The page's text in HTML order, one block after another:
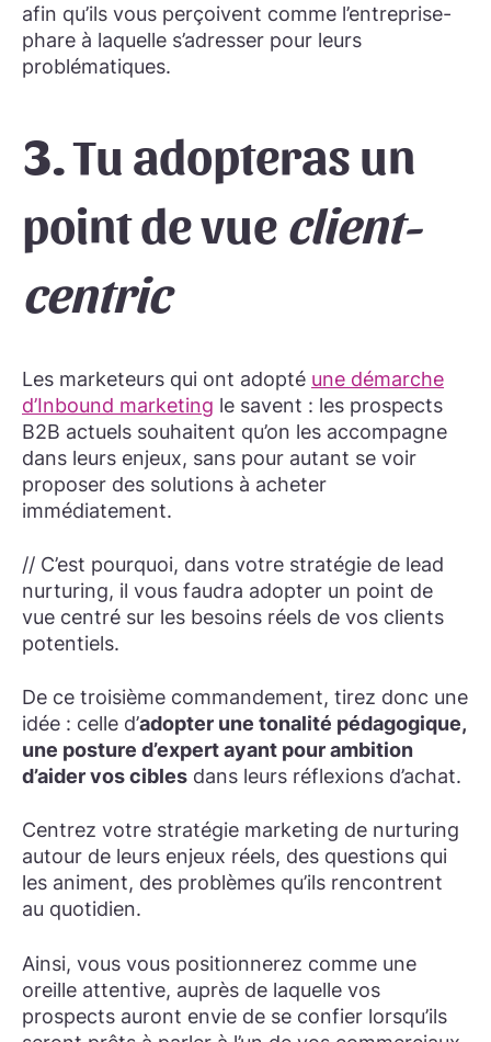
afin qu’ils vous perçoivent comme l’entreprise-
phare à laquelle s’adresser pour leurs
problématiques.
3.Tu adopteras un
point de vue client-
centric
Les marketeurs qui ont adopté une démarche
d’Inbound marketing le savent : les prospects
B2B actuels souhaitent qu’on les accompagne
dans leurs enjeux, sans pour autant se voir
proposer des solutions à acheter
immédiatement.
// C’est pourquoi, dans votre stratégie de lead
nurturing, il vous faudra adopter un point de
vue centré sur les besoins réels de vos clients
potentiels.
De ce troisième commandement, tirez donc une
idée : celle d’adopter une tonalité pédagogique,
une posture d’expert ayant pour ambition
d’aider vos cibles dans leurs réflexions d’achat.
Centrez votre stratégie marketing de nurturing
autour de leurs enjeux réels, des questions qui
les animent, des problèmes qu’ils rencontrent
au quotidien.
Ainsi, vous vous positionnerez comme une
oreille attentive, auprès de laquelle vos
prospects auront envie de se confier lorsqu’ils